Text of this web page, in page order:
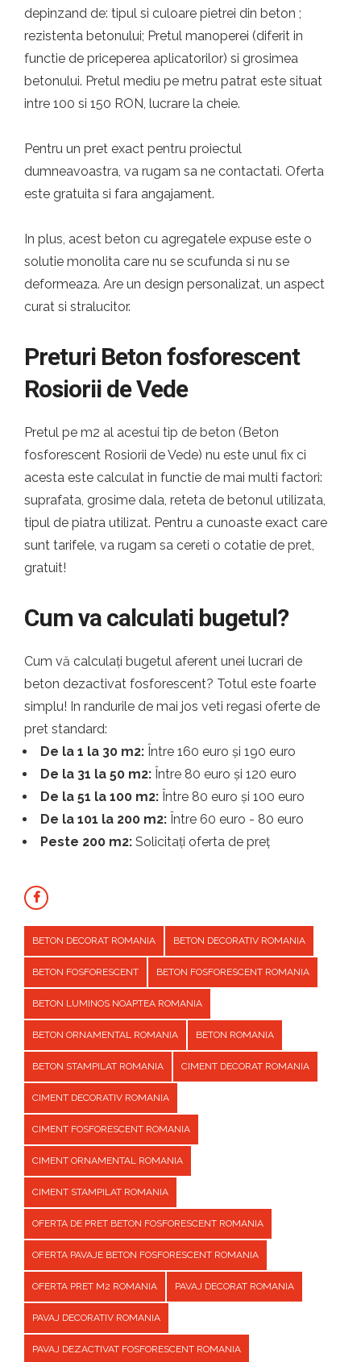
depinzand de: tipul si culoare pietrei din beton ;
rezistenta betonului; Pretul manoperei (diferit in
functie de priceperea aplicatorilor) si grosimea
betonului. Pretul mediu pe metru patrat este situat
intre 100 si 150 RON, lucrare la cheie.
Pentru un pret exact pentru proiectul
dumneavoastra, va rugam sa ne contactati. Oferta
este gratuita si fara angajament.
In plus, acest beton cu agregatele expuse este o
solutie monolita care nu se scufunda si nu se
deformeaza. Are un design personalizat, un aspect
curat si stralucitor.
Preturi Beton fosforescent
Rosiorii de Vede
Pretul pe m2 al acestui tip de beton (Beton
fosforescent Rosiorii de Vede) nu este unul fix ci
acesta este calculat in functie de mai multi factori:
suprafata, grosime dala, reteta de betonul utilizata,
tipul de piatra utilizat. Pentru a cunoaste exact care
sunt tarifele, va rugam sa cereti o cotatie de pret,
gratuit!
Cum va calculati bugetul?
Cum vă calculați bugetul aferent unei lucrari de
beton dezactivat fosforescent? Totul este foarte
simplu! In randurile de mai jos veti regasi oferte de
pret standard:
De la 1 la 30 m2: Între 160 euro și 190 euro
De la 31 la 50 m2: Între 80 euro și 120 euro
De la 51 la 100 m2: Între 80 euro și 100 euro
De la 101 la 200 m2: Între 60 euro - 80 euro
Peste 200 m2: Solicitați oferta de preț
BETON DECORAT ROMANIA BETON DECORATIV ROMANIA
BETON FOSFORESCENT BETON FOSFORESCENT ROMANIA
BETON LUMINOS NOAPTEA ROMANIA
BETON ORNAMENTAL ROMANIA BETON ROMANIA
BETON STAMPILAT ROMANIA CIMENT DECORAT ROMANIA
CIMENT DECORATIV ROMANIA
CIMENT FOSFORESCENT ROMANIA
CIMENT ORNAMENTAL ROMANIA
CIMENT STAMPILAT ROMANIA
OFERTA DE PRET BETON FOSFORESCENT ROMANIA
OFERTA PAVAJE BETON FOSFORESCENT ROMANIA
OFERTA PRET M2 ROMANIA PAVAJ DECORAT ROMANIA
PAVAJ DECORATIV ROMANIA
PAVAJ DEZACTIVAT FOSFORESCENT ROMANIA